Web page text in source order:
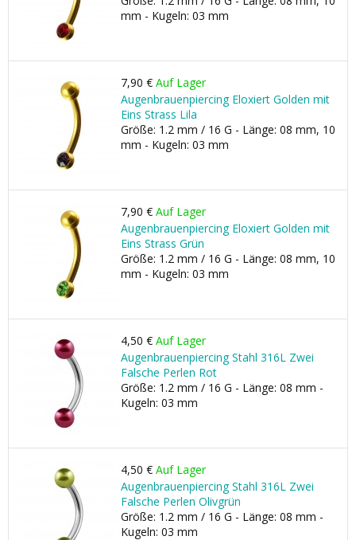
mm - Kugeln: 03 mm
7,90 € Auf Lager
Augenbrauenpiercing Eloxiert Golden mit
Eins Strass Lila
Größe: 1.2 mm / 16 G - Länge: 08 mm, 10
mm - Kugeln: 03 mm
7,90 € Auf Lager
Augenbrauenpiercing Eloxiert Golden mit
Eins Strass Grün
Größe: 1.2 mm / 16 G - Länge: 08 mm, 10
mm - Kugeln: 03 mm
4,50 € Auf Lager
Augenbrauenpiercing Stahl 316L Zwei
Falsche Perlen Rot
Größe: 1.2 mm / 16 G - Länge: 08 mm -
Kugeln: 03 mm
4,50 € Auf Lager
Augenbrauenpiercing Stahl 316L Zwei
Falsche Perlen Olivgrün
Größe: 1.2 mm / 16 G - Länge: 08 mm -
Kugeln: 03 mm